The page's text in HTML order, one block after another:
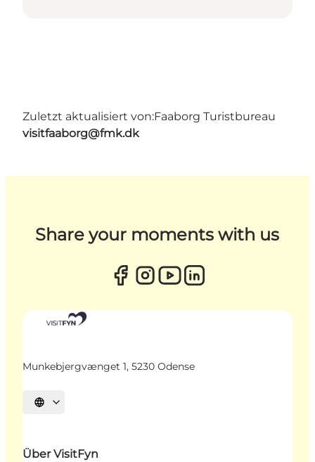
Zuletzt aktualisiert von:Faaborg Turistbureau
visitfaaborg@fmk.dk
Share your moments with us
Munkebjergvænget 1, 5230 Odense
Sprache auswählen
Über VisitFyn